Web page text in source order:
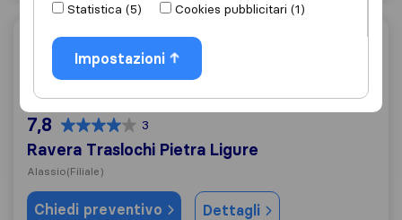
Ravera Traslochi Pietra Ligure
7,8 3
Ravera Traslochi Pietra Ligure
Alassio(Filiale)
Chiedi preventivo Dettagli
Statistica (5)
Cookies pubblicitari (1)
Impostazioni